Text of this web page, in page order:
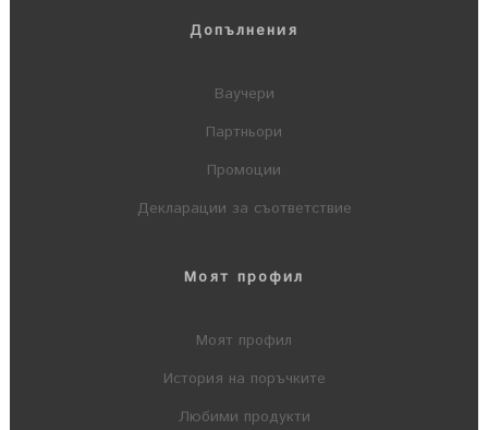
Допълнения
Ваучери
Партньори
Промоции
Декларации за съответствие
Моят профил
Моят профил
История на поръчките
Любими продукти